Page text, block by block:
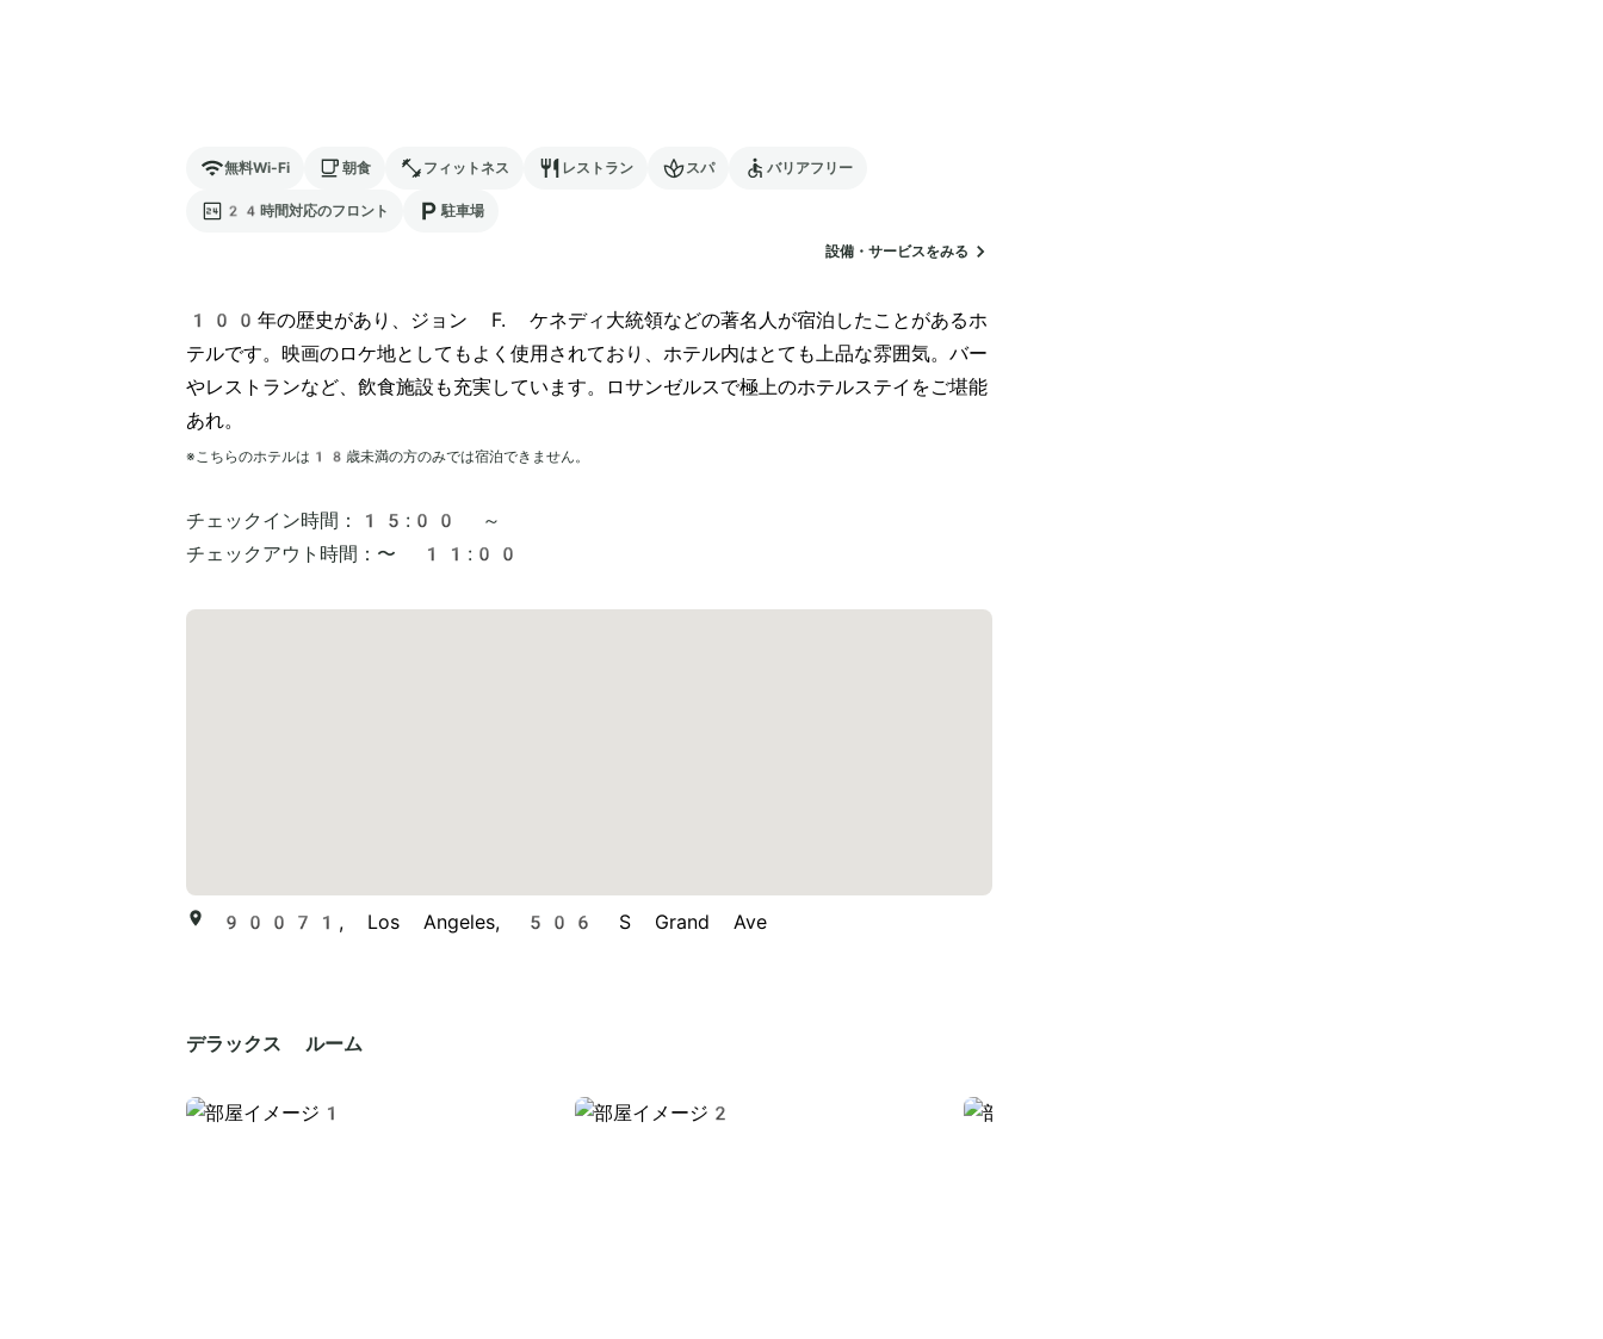
無料Wi-Fi 朝食 フィットネス レストラン スパ バリアフリー
24時間対応のフロント 駐車場
設備・サービスをみる
100年の歴史があり、ジョン F. ケネディ大統領などの著名人が宿泊したことがあるホ
テルです。映画のロケ地としてもよく使用されており、ホテル内はとても上品な雰囲気。バー
やレストランなど、飲食施設も充実しています。ロサンゼルスで極上のホテルステイをご堪能
あれ。
※こちらのホテルは 18 歳未満の方のみでは宿泊できません。
チェックイン時間：
15:00 ～
チェックアウト時間： 〜 11:00
90071, Los Angeles, 506 S Grand Ave
デラックス ルーム